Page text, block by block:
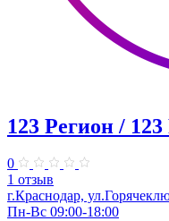
123 Регион /
0
1 отзыв
г.Краснодар,
Пн-Вс 09:00-18:00